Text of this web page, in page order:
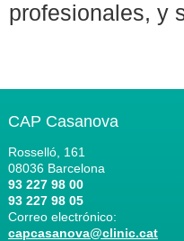
profesionales, y
CAP Casanova
Rosselló, 161
08036 Barcelona
93 227 98 00
93 227 98 05
Correo electrónico:
capcasanova@clinic.cat